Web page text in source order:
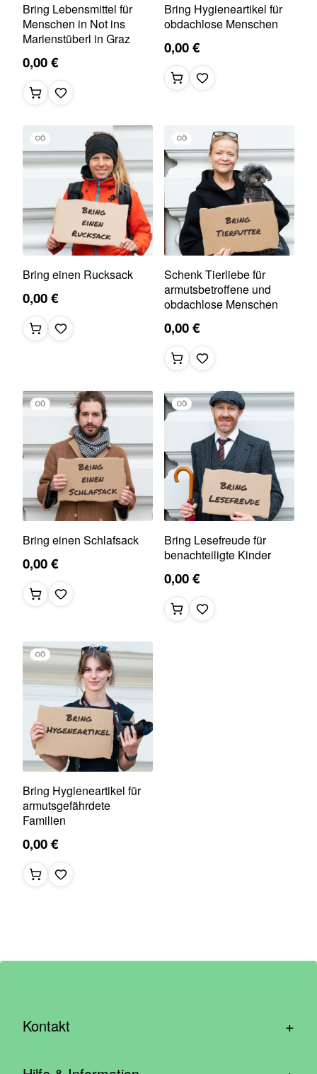
Bring Lebensmittel für
Menschen in Not ins
Marienstüberl in Graz
0,00 €
Bring Hygieneartikel für
obdachlose Menschen
0,00 €
Bring einen Rucksack
0,00 €
Schenk Tierliebe für
armutsbetroffene und
obdachlose Menschen
0,00 €
Bring einen Schlafsack
0,00 €
Bring Lesefreude für
benachteiligte Kinder
0,00 €
Bring Hygieneartikel für
armutsgefährdete
Familien
0,00 €
Kontakt +